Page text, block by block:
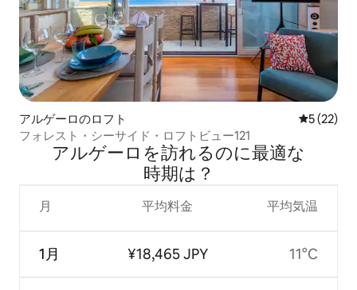
アルゲーロのロフト レビュー
5 (22)
フォレスト・シーサイド・ロフトビュー121
アルゲーロを訪⁠れ⁠るの⁠に最⁠適⁠な
時⁠期⁠は⁠？
月
1月
平均料金
¥18,465 JPY
平均気温
11°C